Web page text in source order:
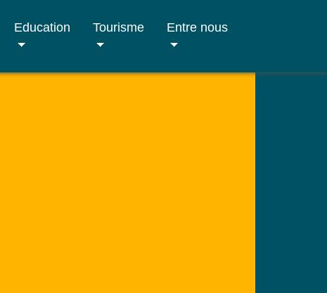
Education Tourisme Entre nous